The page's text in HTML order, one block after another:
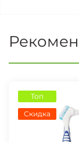
Топ
Скидка